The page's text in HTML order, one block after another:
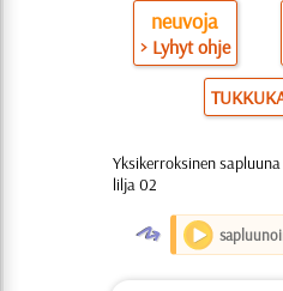
neuvoja
> Lyhyt ohje
Yksikerroksinen
lilja 02
O